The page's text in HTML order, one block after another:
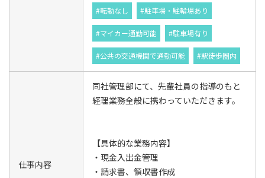
#転勤なし #駐車場・駐輪場あり
#マイカー通勤可能 #駐車場有り
#公共の交通機関で通勤可能 #駅徒歩圏内
仕事内容
同社管理部にて、先輩社員の指導のもと
経理業務全般に携わっていただきます。
【具体的な業務内容】
・現金入出金管理
・請求書、領収書作成